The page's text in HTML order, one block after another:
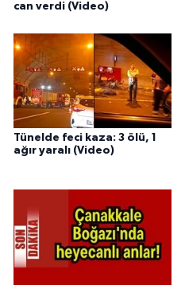
can verdi (Video)
Tünelde feci kaza: 3 ölü, 1
ağır yaralı (Video)